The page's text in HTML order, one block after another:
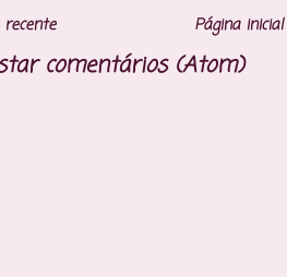
Página inicial
comentários (Atom)